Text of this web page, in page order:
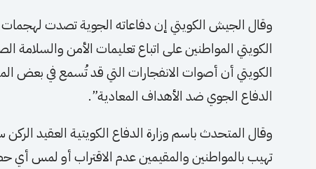
وقال الجيش الكويتي إن دفاعاته الجوية تصدت
الكويتي المواطنين على اتباع تعليمات الأمن
الكويتي أن أصوات الانفجارات التي قد تُسمع في بعض
الدفاع الجوي ضد الأهداف المعادية”.
وقال المتحدث باسم وزارة الدفاع الكويتية العقيد
تهيب بالمواطنين والمقيمين عدم الاقتراب أو لمس